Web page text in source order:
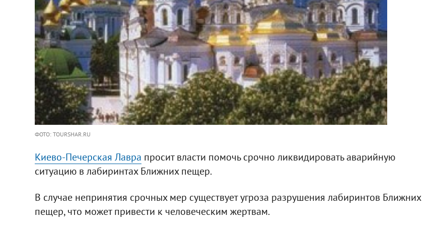
ФОТО: TOURSHAR.RU
Киево-Печерская Лавра просит власти помочь срочно ликвидировать аварийную
ситуацию в лабиринтах Ближних пещер.
В случае непринятия срочных мер существует угроза разрушения лабиринтов Ближних
пещер, что может привести к человеческим жертвам.